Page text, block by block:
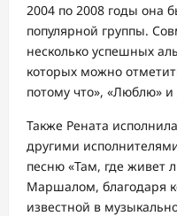
2004 по 2008 годы она
популярной группы.
несколько успешных
которых можно
потому что», «Люблю» и
Также Рената
другими
песню «Там, где живет
Маршалом, благодаря
известной в